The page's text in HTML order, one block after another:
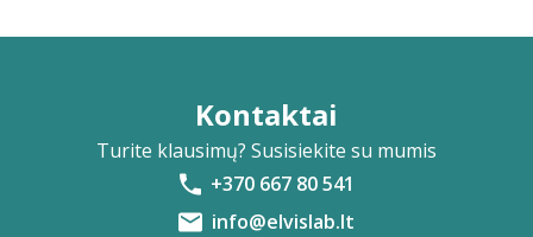
Kontaktai
Turite klausimų? Susisiekite su mumis
+370 667 80 541
info@elvislab.lt